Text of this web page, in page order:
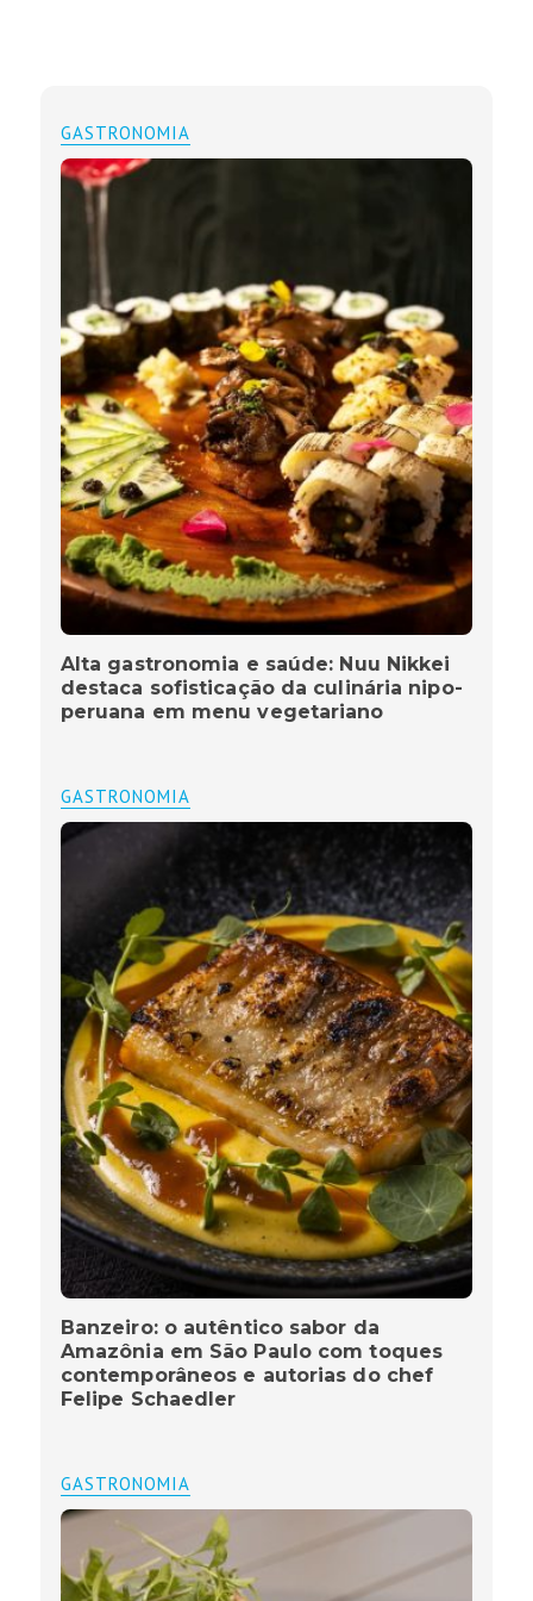
GASTRONOMIA
Alta gastronomia e saúde: Nuu Nikkei
destaca sofisticação da culinária nipo-
peruana em menu vegetariano
GASTRONOMIA
Banzeiro: o autêntico sabor da
Amazônia em São Paulo com toques
contemporâneos e autorias do chef
Felipe Schaedler
GASTRONOMIA